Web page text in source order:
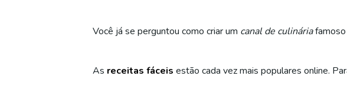
Você já se perguntou como criar um canal de culináriafamoso
As receitas fáceis estão cada vez mais populares online.